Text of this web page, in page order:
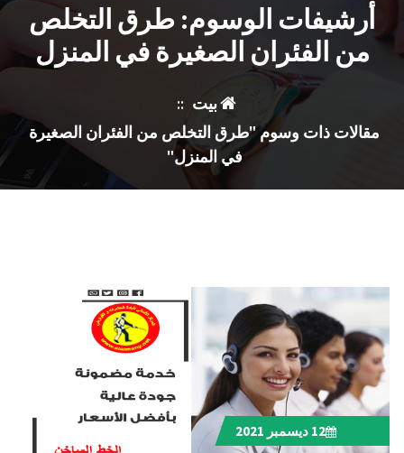
أرشيفات الوسوم: طرق التخلص
من الفئران الصغيرة في المنزل
بيت ::
مقالات ذات وسوم "طرق التخلص من الفئران الصغيرة
في المنزل"
12ديسمبر 2021